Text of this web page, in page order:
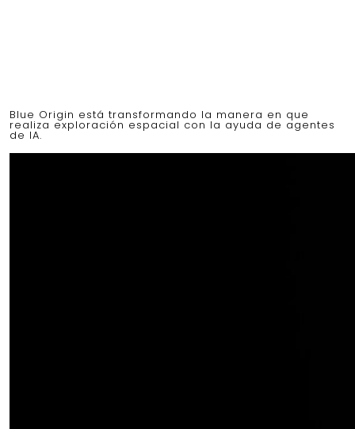
Blue Origin está transformando la manera en que
realiza exploración espacial con la ayuda de agentes
de IA.